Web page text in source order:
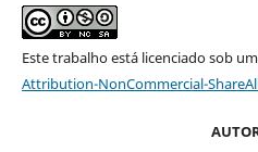
Este trabalho está licenciado sob
Attribution-NonCommercial-